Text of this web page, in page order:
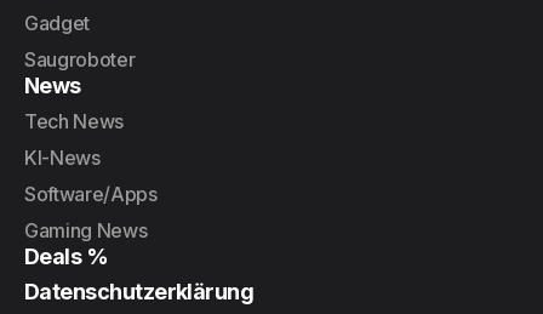
Gadget
Saugroboter
News
Tech News
KI-News
Software/Apps
Gaming News
Deals %
Datenschutzerklärung